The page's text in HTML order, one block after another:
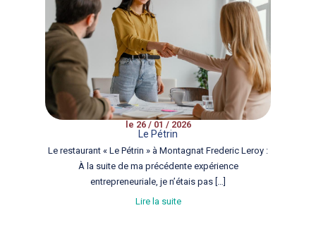
le 26 / 01 / 2026
Le Pétrin
Le restaurant « Le Pétrin » à Montagnat Frederic Leroy :
À la suite de ma précédente expérience
entrepreneuriale, je n’étais pas […]
Lire la suite